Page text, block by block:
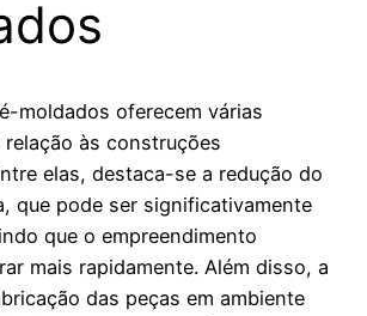
moldados oferecem várias
às construções
elas, destaca-se a redução do
que pode ser significativamente
que o empreendimento
mais rapidamente. Além disso, a
das peças em ambiente